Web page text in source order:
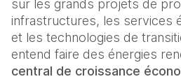
sur les grands projets de
infrastructures, les services
et les technologies de
entend faire des énergies
central de croissance